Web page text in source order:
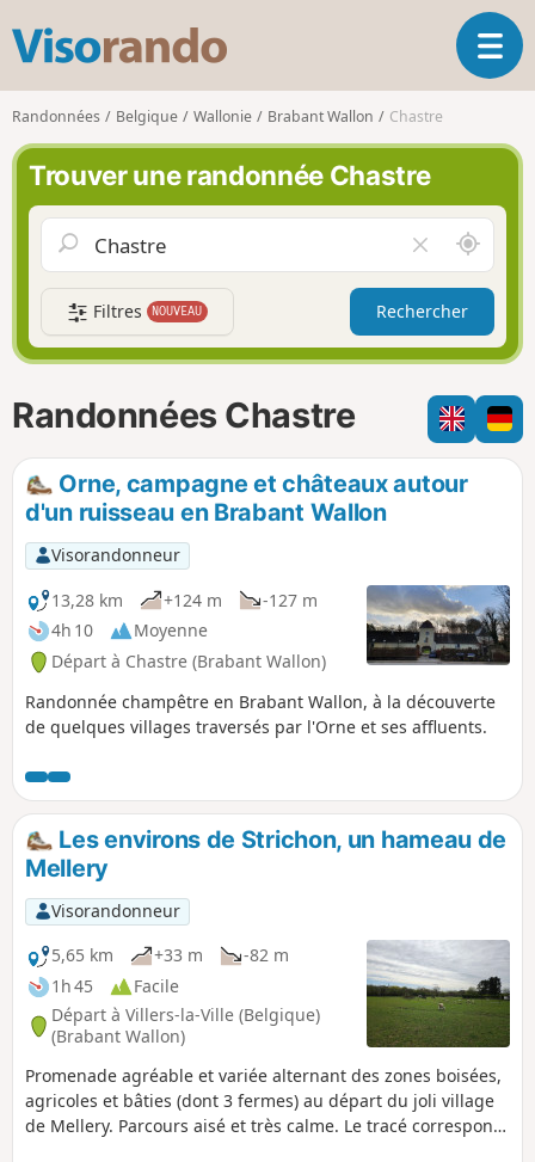
s
o
r
n
d
O
u
l
a
i
g
t
i
o
Randonnées Belgique Wallonie Brabant Wallon Chastre
Trouver une randonnée Chastre
i
d
e
r
l
e
h
m
A
u
t
u
r
d
e
m
Filtres NOUVEAU Rechercher
Randonnées Chastre
Orne, campagne et châteaux autour
d'un ruisseau en Brabant Wallon
Visorandonneur
13,28 km
+124 m
-127 m
4h 10
Moyenne
Départ à Chastre (Brabant Wallon)
Randonnée champêtre en Brabant Wallon, à la découverte
de quelques villages traversés par l'Orne et ses affluents.
Les environs de Strichon, un hameau de
Mellery
Visorandonneur
5,65 km
+33 m
-82 m
1h 45
Facile
Départ à Villers-la-Ville (Belgique)
(Brabant Wallon)
Promenade agréable et variée alternant des zones boisées,
agricoles et bâties (dont 3 fermes) au départ du joli village
de Mellery. Parcours aisé et très calme. Le tracé correspond